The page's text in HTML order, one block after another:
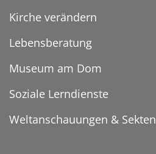
Kirche verändern
Lebensberatung
Museum am Dom
Soziale Lerndienste
Weltanschauungen & Sekten